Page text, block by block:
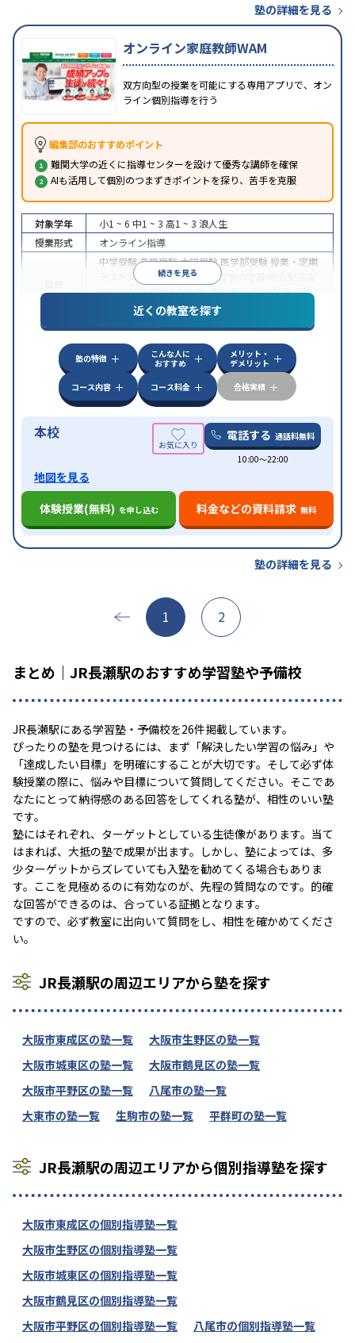
塾の詳細を見る
オンライン家庭教師WAM
双方向型の授業を可能にする専用アプリで、オン
ライン個別指導を行う
編集部のおすすめポイント
難関大学の近くに指導センターを設けて優秀な講師を確保
AIも活用して個別のつまずきポイントを探り、苦手を克服
続きを見る
対象学年 小1 ~ 6 中1 ~ 3 高1 ~ 3 浪人生
授業形式
オンライン指導
中学受験高校受験大学受験 医学部受験 授業・定期
テスト対策
内申点対策 学習習慣の定着
(旧AO)対策推薦入試対策英検(英語検定)対策漢検
(漢字検定)対策
中高一貫校生に対応成績保証制度あり授業の振替
可能不登校生に対応学習にPC・タブレットを利用
オンライン対応1科目から受講可能
近くの教室を探す
塾の特徴
こんな人に
おすすめ
メリット・
デメリット
コース内容
コース料金 合格実績
本校 電話する 通話料無料
10:00〜22:00
地図を見る
体験授業(無料) を申し込む 料金などの資料請求 無料
塾の詳細を見る
1 2
まとめ｜JR長瀬駅のおすすめ学習塾や予備校
JR長瀬駅にある学習塾・予備校を26件掲載しています。
ぴったりの塾を見つけるには、まず「解決したい学習の悩み」や
「達成したい目標」を明確にすることが大切です。そして必ず体
験授業の際に、悩みや目標について質問してください。そこであ
なたにとって納得感のある回答をしてくれる塾が、相性のいい塾
です。
塾にはそれぞれ、ターゲットとしている生徒像があります。当て
はまれば、大抵の塾で成果が出ます。しかし、塾によっては、多
少ターゲットからズレていても入塾を勧めてくる場合もありま
す。ここを見極めるのに有効なのが、先程の質問なのです。的確
な回答ができるのは、合っている証拠となります。
ですので、必ず教室に出向いて質問をし、相性を確かめてくださ
い。
JR長瀬駅の周辺エリアから塾を探す
大阪市東成区の塾一覧
大阪市生野区の塾一覧
大阪市城東区の塾一覧
大阪市鶴見区の塾一覧
大阪市平野区の塾一覧
八尾市の塾一覧
大東市の塾一覧
生駒市の塾一覧 平群町の塾一覧
JR長瀬駅の周辺エリアから個別指導塾を探す
大阪市東成区の個別指導塾一覧
大阪市生野区の個別指導塾一覧
大阪市城東区の個別指導塾一覧
大阪市鶴見区の個別指導塾一覧
大阪市平野区の個別指導塾一覧
八尾市の個別指導塾一覧